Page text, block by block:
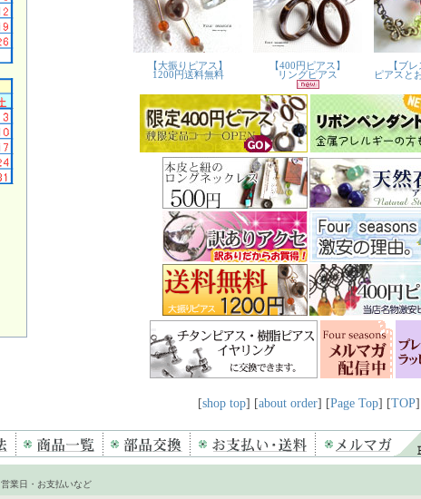
[shop top] [about order] [Page Top] [TOP]
営業日・お支払いなど